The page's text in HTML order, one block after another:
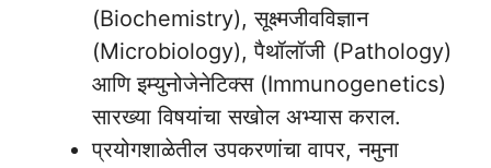
(Biochemistry), सूक्ष्मजीवविज्ञान
(Microbiology), पैथॉलॉजी (Pathology)
आणि इम्युनोजेनेटिक्स (Immunogenetics)
सारख्या विषयांचा सखोल अभ्यास कराल.
प्रयोगशाळेतील उपकरणांचा वापर, नमुना